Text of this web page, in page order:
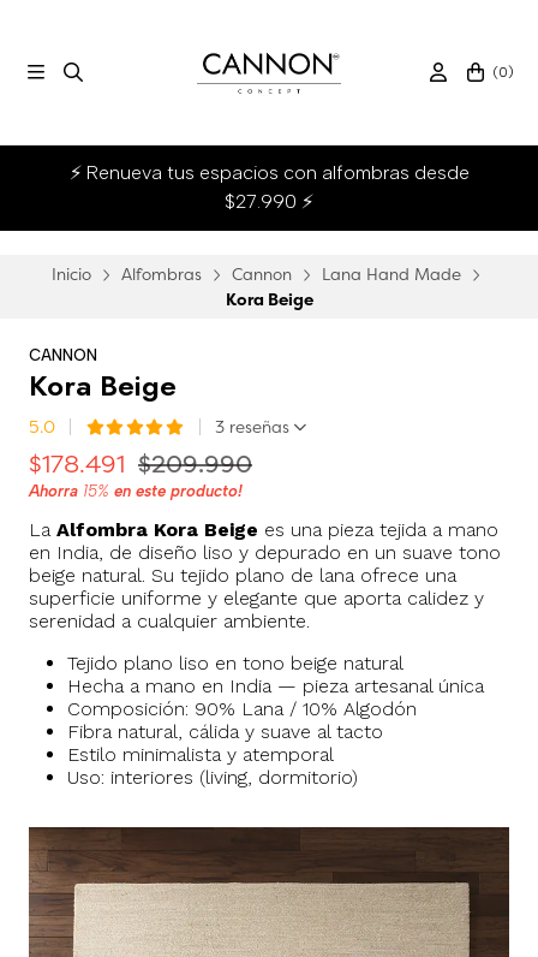
(0)
⚡ Renueva tus espacios con alfombras desde
$27.990 ⚡
Inicio Alfombras Cannon
Lana Hand Made
Kora Beige
CANNON
Kora Beige
5.0 3 reseñas
$178.491 $209.990
Ahorra 15% en este producto!
La Alfombra Kora Beige es una pieza tejida a mano
en India, de diseño liso y depurado en un suave tono
beige natural. Su tejido plano de lana ofrece una
superficie uniforme y elegante que aporta calidez y
serenidad a cualquier ambiente.
Tejido plano liso en tono beige natural
Hecha a mano en India — pieza artesanal única
Composición: 90% Lana / 10% Algodón
Fibra natural, cálida y suave al tacto
Estilo minimalista y atemporal
Uso: interiores (living, dormitorio)